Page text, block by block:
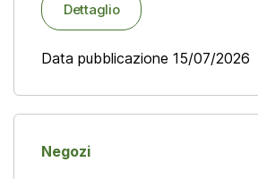
Dettaglio
Data pubblicazione 15/07/2026
Negozi